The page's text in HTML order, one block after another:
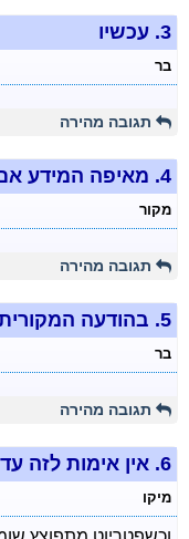
3. עכשיו
בר
תגובה מהירה
4. מאיפה המידע
מקור
תגובה מהירה
5. בהודעה
בר
תגובה מהירה
6. אין אימות לזה
מיקו